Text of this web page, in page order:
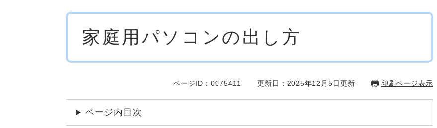
家庭用パソコンの出し方
ページID：0075411 更新日：2025年12月5日更新 印刷ページ表示
ページ内目次